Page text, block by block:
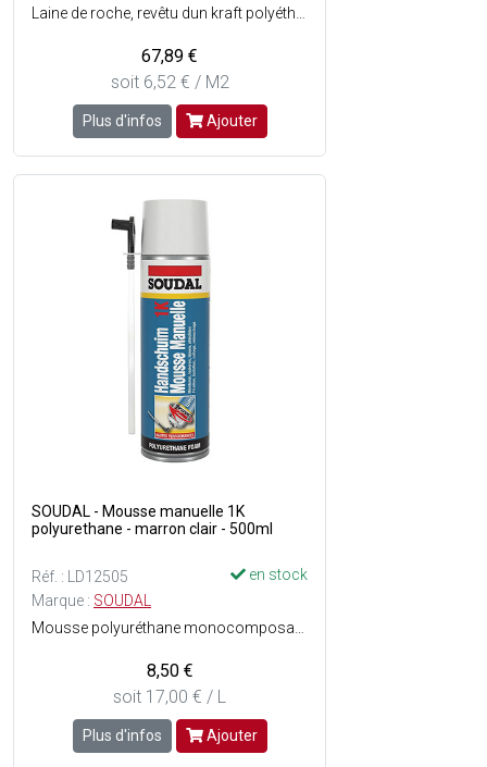
67,89 €
soit 6,52 € / M2
Plus d'infos Ajouter
SOUDAL - Mousse manuelle 1K
polyurethane - marron clair - 500ml
Réf. : LD12505
en stock
Marque : SOUDAL
8,50 €
soit 17,00 € / L
Plus d'infos Ajouter